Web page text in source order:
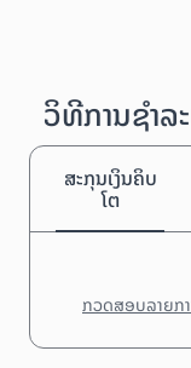
ວິທີການຊຳລ
ສະກຸນເງິນຄິບ
ໂຕ
ກວດສອບລາຍກ